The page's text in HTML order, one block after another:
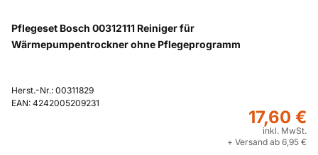
Pflegeset Bosch 00312111 Reiniger für
Wärmepumpentrockner ohne Pflegeprogramm
Herst.-Nr.: 00311829
EAN: 4242005209231
17,60 €
inkl. MwSt.
+ Versand ab 6,95 €